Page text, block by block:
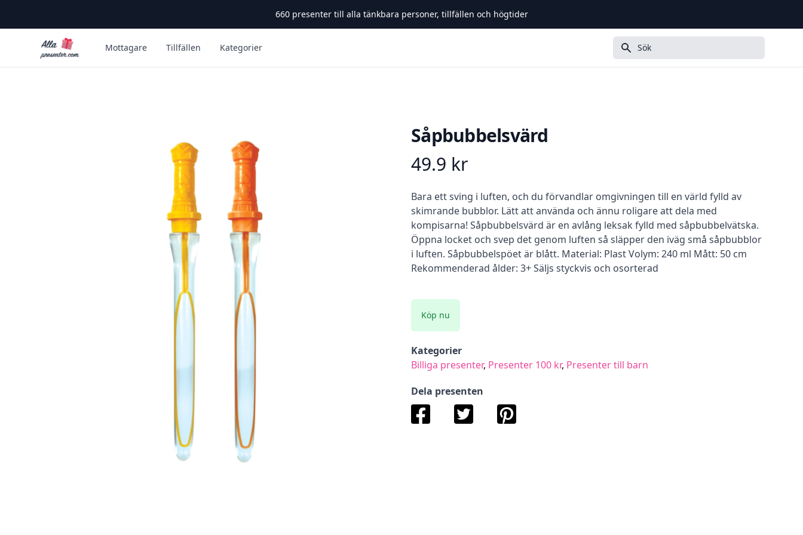
660presenter till alla tänkbara personer, tillfällen och högtider
Alla Presenter Mottagare Tillfällen Kategorier Sök
Såpbubbelsvärd
Product information
49.9 kr
Beskrivning
Bara ett sving i luften, och du förvandlar omgivningen till en värld fylld av
skimrande bubblor. Lätt att använda och ännu roligare att dela med
kompisarna! Såpbubbelsvärd är en avlång leksak fylld med såpbubbelvätska.
Öppna locket och svep det genom luften så släpper den iväg små såpbubblor
i luften. Såpbubbelspöet är blått. Material: Plast Volym: 240 ml Mått: 50 cm
Rekommenderad ålder: 3+ Säljs styckvis och osorterad
Köp nu
Kategorier
Billiga presenter, Presenter 100 kr, Presenter till barn
Dela presenten